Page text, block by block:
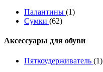
Палантины (1)
Сумки (62)
Аксессуары для обуви
Пяткоудерживатель (1)